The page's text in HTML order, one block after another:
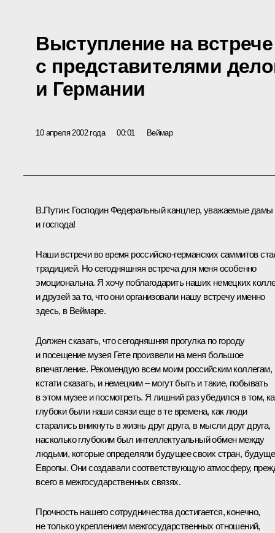
Выступление на встрече
с представителями
и Германии
10 апреля 2002 года 00:01 Веймар
В.Путин: Господин Федеральный канцлер, уважаемые дамы
и господа!
Наши встречи во время российско-германских саммитов
традицией. Но сегодняшняя встреча для меня особенно
эмоциональна. Я хочу поблагодарить наших немецких
и друзей за то, что они организовали нашу встречу именно
здесь, в Веймаре.
Должен сказать, что сегодняшняя прогулка по городу
и посещение музея Гете произвели на меня большое
впечатление. Рекомендую всем моим российским коллегам,
кстати сказать, и немецким – могут быть и такие, побывать
в этом музее и посмотреть. Я лишний раз убедился в том,
глубоки были наши связи еще в те времена, как люди
старались вникнуть в жизнь друг друга, в мысли друг друга,
насколько глубоким был интеллектуальный обмен между
людьми, которые определяли будущее своих стран,
Европы. Они создавали соответствующую атмосферу,
всего в межгосударственных связях.
Прочность нашего сотрудничества достигается, конечно,
не только укреплением межгосударственных отношений,